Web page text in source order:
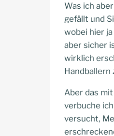
Was ich
gefällt und
wobei hier
aber sicher
wirklich
Handballern
Aber das
verbuche
versucht,